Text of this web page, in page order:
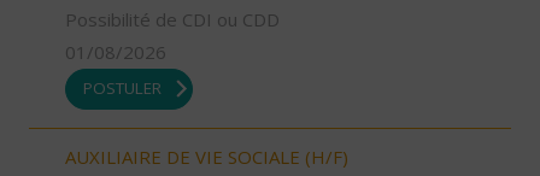
Possibilité de CDI ou CDD
01/08/2026
POSTULER
AUXILIAIRE DE VIE SOCIALE (H/F)